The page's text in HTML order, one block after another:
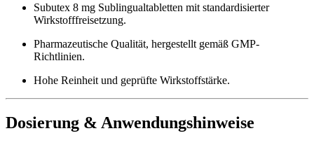
Subutex 8 mg Sublingualtabletten mit standardisierter
Wirkstofffreisetzung.
Pharmazeutische Qualität, hergestellt gemäß GMP-
Richtlinien.
Hohe Reinheit und geprüfte Wirkstoffstärke.
Dosierung & Anwendungshinweise